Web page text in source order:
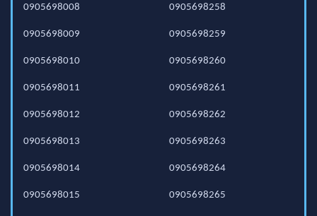
0905698008
0905698009
0905698010
0905698011
0905698012
0905698013
0905698014
0905698015
0905698258
0905698259
0905698260
0905698261
0905698262
0905698263
0905698264
0905698265